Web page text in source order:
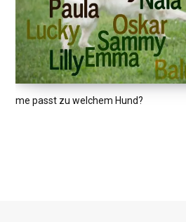
me passt zu welchem Hund?